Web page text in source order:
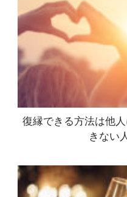
復縁できる方法は他
きない